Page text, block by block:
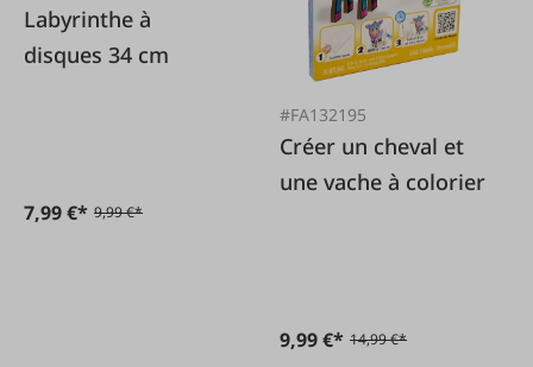
Labyrinthe à
disques 34 cm
7,99 €* 9,99 €*
#FA132195
Créer un cheval et
une vache à colorier
9,99 €* 14,99 €*